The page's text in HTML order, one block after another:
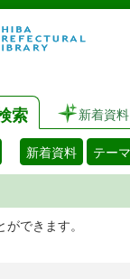
索 新着資料
新着資料 テー
できます。